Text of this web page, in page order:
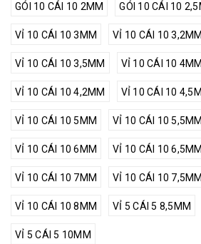
GÓI 10 CÁI 10 2MM GÓI 10 CÁI 10
VỈ 10 CÁI 10 3MM VỈ 10 CÁI 10 3,2MM
VỈ 10 CÁI 10 3,5MM VỈ 10 CÁI 10 4MM
VỈ 10 CÁI 10 4,2MM VỈ 10 CÁI 10
VỈ 10 CÁI 10 5MM VỈ 10 CÁI 10 5,5MM
VỈ 10 CÁI 10 6MM VỈ 10 CÁI 10 6,5MM
VỈ 10 CÁI 10 7MM VỈ 10 CÁI 10 7,5MM
VỈ 10 CÁI 10 8MM VỈ 5 CÁI 5 8,5MM
VỈ 5 CÁI 5 10MM